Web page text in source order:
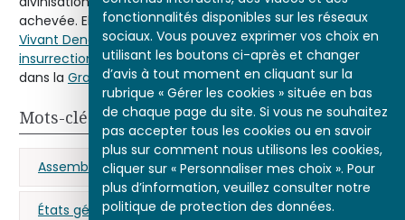
fonctionnalités disponibles sur les réseaux
sociaux. Vous pouvez exprimer vos choix en
utilisant les boutons ci-après et changer
d’avis à tout moment en cliquant sur la
rubrique « Gérer les cookies » située en bas
de chaque page du site. Si vous ne souhaitez
pas accepter tous les cookies ou en savoir
plus sur comment nous utilisons les cookies,
cliquer sur « Personnaliser mes choix ». Pour
plus d’information, veuillez consulter notre
politique de protection des données.
achevée. Elle reçut même, selon le témoignage de
Vivant Denon, de nombreux coups de baïonnette lors de l’
insurrection du 10 août 1792, alors qu’elle était entreposée
dans la Grande Galerie du Louvre.
Mots-clés
Assemblée nationale clergé députés
États généraux figure révolutionnaire